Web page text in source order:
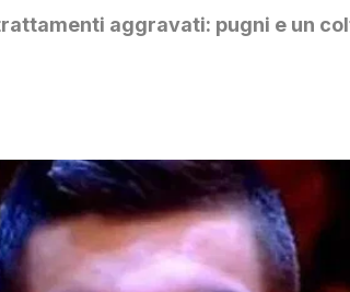
aggravati: pugni e un